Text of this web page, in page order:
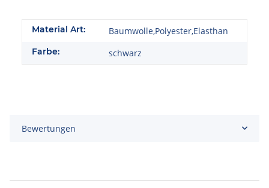
Material Art: Baumwolle,Polyester,Elasthan
Farbe: schwarz
Bewertungen